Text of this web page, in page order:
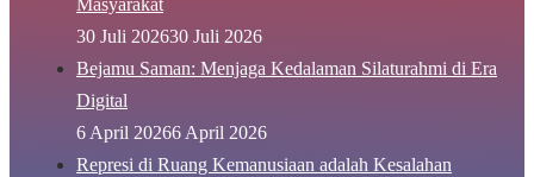
30 Juli 202630 Juli 2026
Bejamu Saman: Menjaga Kedalaman Silaturahmi di Era
Digital
6 April 20266 April 2026
Represi di Ruang Kemanusiaan adalah Kesalahan